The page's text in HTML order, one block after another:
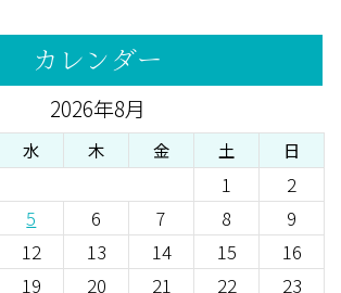
カレンダー
2026年8月
水 木 金 土 日
1
2
5 6 7 8
9
12 13 14 15
16
19 20 21 22
23